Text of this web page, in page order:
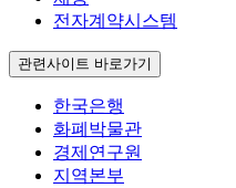
전자계약시스템
관련사이트 바로가기
한국은행
화폐박물관
경제연구원
지역본부